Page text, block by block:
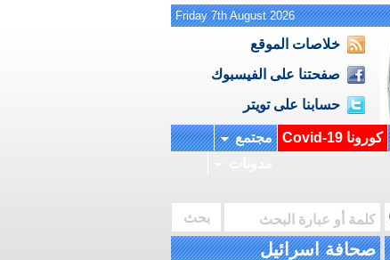
Friday 7th August 2026
خلاصات الموقع
صفحتنا على الفيسبوك
حسابنا على تويتر
كورونا Covid-19
مجتمع
صحافة اسرائيل